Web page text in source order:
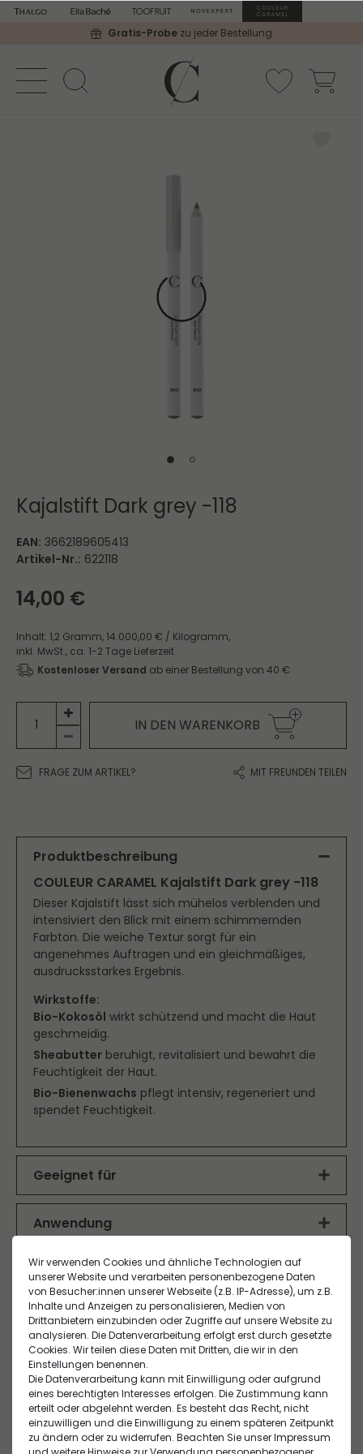
Gratis-Probe zu jeder Bestellung
Kajalstift Dark grey -118
EAN: 3662189605413
Artikel-Nr.: 622118
14,00 €
Inhalt: 1,2 Gramm, 14.000,00 € / Kilogramm,
inkl. MwSt., ca. 1-2 Tage Lieferzeit
Kostenloser Versand ab einer Bestellung von 40 €
IN DEN WARENKORB
FRAGE ZUM ARTIKEL? MIT FREUNDEN TEILEN
Produktbeschreibung
COULEUR CARAMEL Kajalstift Dark grey -118
Dieser Kajalstift lässt sich mühelos verblenden und
intensiviert den Blick mit einem schimmernden
Farbton. Die weiche Textur sorgt für ein
angenehmes Auftragen und ein gleichmäßiges,
ausdrucksstarkes Ergebnis.
Wirkstoffe:
Bio-Kokosöl wirkt schützend und macht die Haut
geschmeidig.
Sheabutter beruhigt, revitalisiert und bewahrt die
Feuchtigkeit der Haut.
Bio-Bienenwachs pflegt intensiv, regeneriert und
spendet Feuchtigkeit.
Geeignet für
Für alle Hauttypen und auch für empfindliche
Augen geeignet. Besonders ideal für alle, die ihren
Augen mit schimmernden, warmen Farbnuancen
weiche, leicht verblendbare Looks kreieren
möchten.
Anwendung
intensivieren. Für einen offenen Blick eine hellere
Nuance im inneren Augenwinkel platzieren und
sanft verblenden.
Wirkung:
Lässt sich leicht verblenden
Intensiviert die Augen und verleiht mehr Ausdruck
Inhaltsstoffe
RICINUS COMMUNIS SEED OIL* , HYDROGENATED
CASTOR OIL , SQUALANE , COPERNICIA CERIFERA CERA* ,
KAOLIN , MICA ,BISABOLOL , TOCOPHEROL , HELIANTHUS
ANNUUS SEED OIL MAY CONTAIN +/,: CI 75470
(CARMINE) , MALTODEXTRIN, CI 77492 (IRON OXIDES) ,
CI 77891 (TITANIUM DIOXIDE) , ALUMINA , CI 77491
(IRON OXIDES) , CI 77007 (ULTRAMARINES) , CI 77499
(IRON OXIDES) , MAGNESIUM OXIDE , SILICA , CI 77742
(MANGANESE VIOLET) , TALC , CI 77510 (FERRIC
AMMONIUM FERROCYANIDE) , CI 77288 (CHROMIUM
Hersteller-Informationen
EU Verantwortlicher
NATURE.COS S.A.R.L.
26300 Bourg de Péage, Frankreich 220 Allée du
Royans ,
Hersteller
Verwandte Produkte
Wir verwenden Cookies und ähnliche Technologien auf
unserer Website und verarbeiten personenbezogene Daten
von Besucher:innen unserer Webseite (z.B. IP-Adresse), um z.B.
Inhalte und Anzeigen zu personalisieren, Medien von
Drittanbietern einzubinden oder Zugriffe auf unsere Website zu
analysieren. Die Datenverarbeitung erfolgt erst durch gesetzte
Cookies. Wir teilen diese Daten mit Dritten, die wir in den
Einstellungen benennen.
Die Datenverarbeitung kann mit Einwilligung oder aufgrund
eines berechtigten Interesses erfolgen. Die Zustimmung kann
erteilt oder abgelehnt werden. Es besteht das Recht, nicht
einzuwilligen und die Einwilligung zu einem späteren Zeitpunkt
zu ändern oder zu widerrufen. Beachten Sie unserImpressum